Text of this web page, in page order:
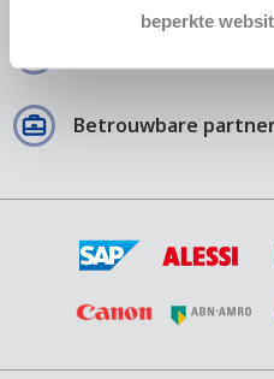
beperkte
Betrouwbare